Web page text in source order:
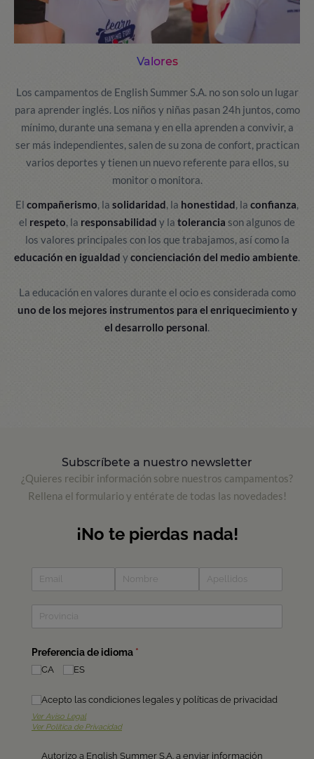
Valores
Los campamentos de English Summer S.A. no son solo un lugar
para aprender inglés. Los niños y niñas pasan 24h juntos, como
mínimo, durante una semana y en ella aprenden a convivir, a
ser más independientes, salen de su zona de confort, practican
varios deportes y tienen un nuevo referente para ellos, su
monitor o monitora.
El compañerismo, la solidaridad, la honestidad, la confianza,
el respeto, la responsabilidad y la tolerancia son algunos de
los valores principales con los que trabajamos, así como la
educación en igualdad yconcienciación del medio ambiente.
La educación en valores durante el ocio es considerada como
uno de los mejores instrumentos para el enriquecimiento y
el desarrollo personal.
Subscríbete a nuestro newsletter
¿Quieres recibir información sobre nuestros campamentos?
Rellena el formulario y entérate de todas las novedades!